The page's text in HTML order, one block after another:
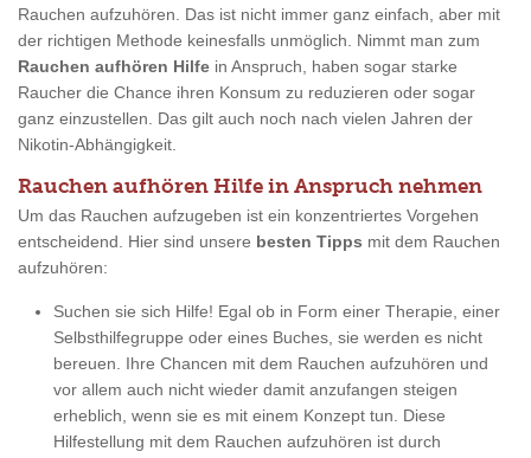
Rauchen aufzuhören. Das ist nicht immer ganz einfach, aber mit
der richtigen Methode keinesfalls unmöglich. Nimmt man zum
Rauchen aufhören Hilfe in Anspruch, haben sogar starke
Raucher die Chance ihren Konsum zu reduzieren oder sogar
ganz einzustellen. Das gilt auch noch nach vielen Jahren der
Nikotin-Abhängigkeit.
Rauchen aufhören Hilfe in Anspruch nehmen
Um das Rauchen aufzugeben ist ein konzentriertes Vorgehen
entscheidend. Hier sind unsere besten Tipps mit dem Rauchen
aufzuhören:
Suchen sie sich Hilfe! Egal ob in Form einer Therapie, einer
Selbsthilfegruppe oder eines Buches, sie werden es nicht
bereuen. Ihre Chancen mit dem Rauchen aufzuhören und
vor allem auch nicht wieder damit anzufangen steigen
erheblich, wenn sie es mit einem Konzept tun. Diese
Hilfestellung mit dem Rauchen aufzuhören ist durch